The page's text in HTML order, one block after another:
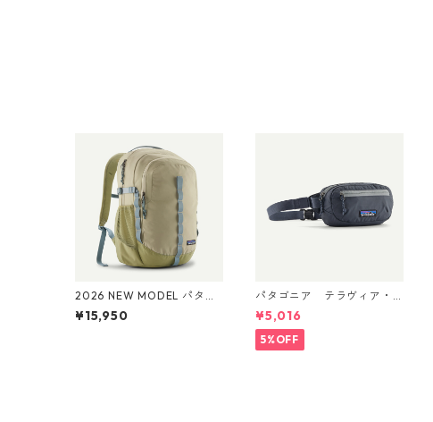
2026 NEW MODEL パタゴ
ニア レフュジオ・デイパ
ック 26L Weathered Stone
¥15,950
パタゴニア テラヴィア・
ミニ・ヒップ・パック 1L
(カラー Smolder Blue) Pat
agonia Terravia Mini Hip P
ack 1L 日本正規品 製品番
¥5,016
5%OFF